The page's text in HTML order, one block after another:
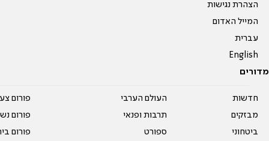
הצהרת נגישות
המייל האדום
עברית
English
מדורים
חדשות
מבזקים
ביטחוני
העולם הערבי
תרבות ופנאי
ספורט
פורום
פורום
פורום